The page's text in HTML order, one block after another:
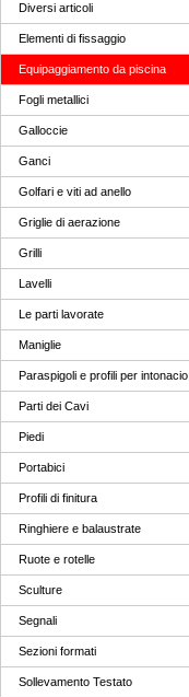
Diversi articoli
Elementi di fissaggio
Equipaggiamento da piscina
Fogli metallici
Galloccie
Ganci
Golfari e viti ad anello
Griglie di aerazione
Grilli
Lavelli
Le parti lavorate
Maniglie
Paraspigoli e profili per intonacio
Parti dei Cavi
Piedi
Portabici
Profili di finitura
Ringhiere e balaustrate
Ruote e rotelle
Sculture
Segnali
Sezioni formati
Sollevamento Testato